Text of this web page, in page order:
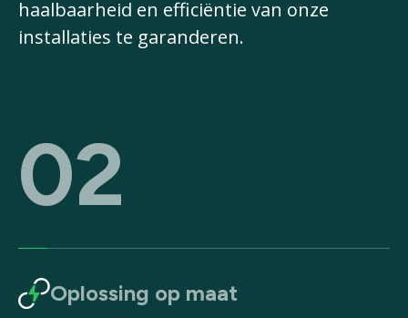
haalbaarheid en efficiëntie van onze
installaties te garanderen.
02
Oplossing op maat